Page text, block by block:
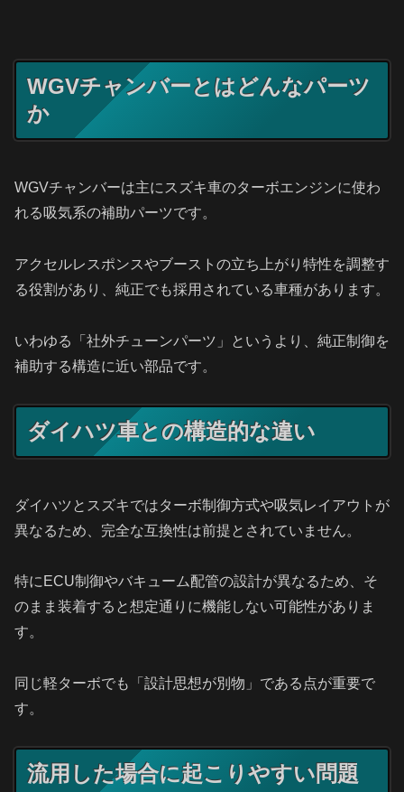
WGVチャンバーとはどんなパーツ
か
WGVチャンバーは主にスズキ車のターボエンジンに使わ
れる吸気系の補助パーツです。
アクセルレスポンスやブーストの立ち上がり特性を調整す
る役割があり、純正でも採用されている車種があります。
いわゆる「社外チューンパーツ」というより、純正制御を
補助する構造に近い部品です。
ダイハツ車との構造的な違い
ダイハツとスズキではターボ制御方式や吸気レイアウトが
異なるため、完全な互換性は前提とされていません。
特にECU制御やバキューム配管の設計が異なるため、そ
のまま装着すると想定通りに機能しない可能性がありま
す。
同じ軽ターボでも「設計思想が別物」である点が重要で
す。
流用した場合に起こりやすい問題